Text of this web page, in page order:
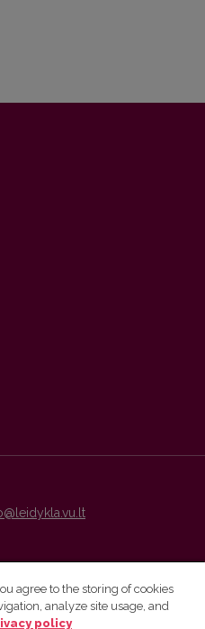
and metadata are distributed by
agree to the storing of cookies
analyze site usage, and
policy